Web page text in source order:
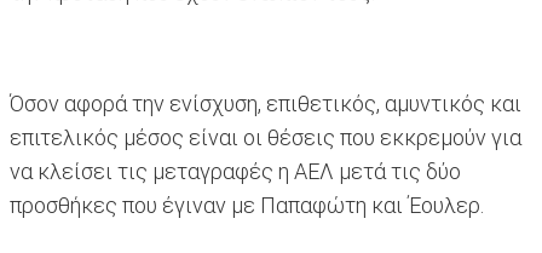
Όσον αφορά την ενίσχυση, επιθετικός, αμυντικός και
επιτελικός μέσος είναι οι θέσεις που εκκρεμούν για
να κλείσει τις μεταγραφές η ΑΕΛ μετά τις δύο
προσθήκες που έγιναν με Παπαφώτη και Έουλερ.